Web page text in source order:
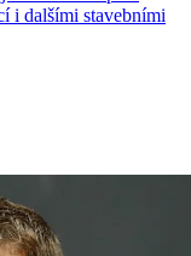
i dalšími stavebními